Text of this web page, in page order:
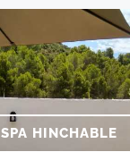
SPA HINCHABLE